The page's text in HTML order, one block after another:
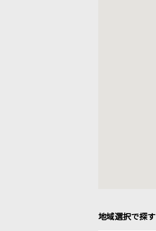
地域選択で探す